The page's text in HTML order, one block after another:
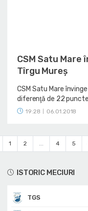
ISTORIC MECIURI
TGS
CSM Satu Mare
Tîrgu Mureș
CSM Satu Mare
diferenţă de 22 puncte
19:28 06.01.2018
1 2 ... 4 5